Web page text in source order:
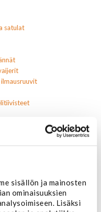
sisällön ja mainosten
ominaisuuksien
Lisäksi
satulat
ja viskokytkimet